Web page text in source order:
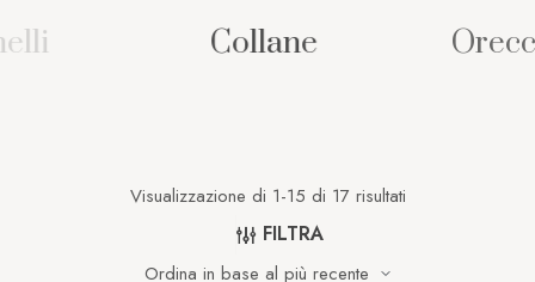
Orecchini
Visualizzazione di 1-15 di 17 risultati
FILTRA